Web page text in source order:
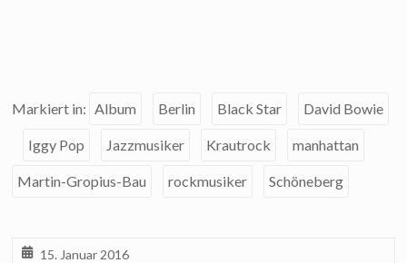
Markiert in: Album Berlin Black Star David Bowie
Iggy Pop Jazzmusiker Krautrock manhattan
Martin-Gropius-Bau rockmusiker Schöneberg
15. Januar 2016